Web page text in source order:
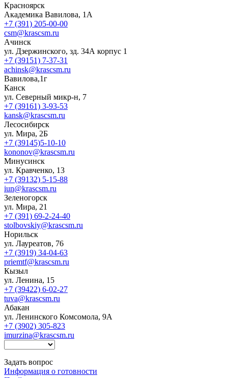
Красноярск
Академика Вавилова, 1А
+7 (391) 205-00-00
csm@krascsm.ru
Ачинск
ул. Дзержинского, зд. 34А корпус 1
+7 (39151) 7-37-31
achinsk@krascsm.ru
Вавилова,1г
Канск
ул. Северный микр-н, 7
+7 (39161) 3-93-53
kansk@krascsm.ru
Лесосибирск
ул. Мира, 2Б
+7 (39145)5-10-10
kononov@krascsm.ru
Минусинск
ул. Кравченко, 13
+7 (39132) 5-15-88
iun@krascsm.ru
Зеленогорск
ул. Мира, 21
+7 (391) 69-2-24-40
stolbovskiy@krascsm.ru
Норильск
ул. Лауреатов, 76
+7 (3919) 34-04-63
priemtf@krascsm.ru
Кызыл
ул. Ленина, 15
+7 (39422) 6-02-27
tuva@krascsm.ru
Абакан
ул. Ленинского Комсомола, 9А
+7 (3902) 305-823
imurzina@krascsm.ru
Задать вопрос
Информация о готовности